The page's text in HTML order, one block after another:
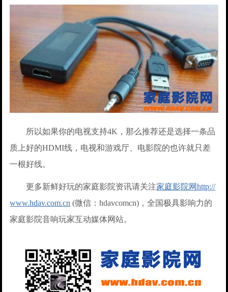
所以如果你的电视支持4K，那么推荐还是选择一条品
质上好的HDMI线，电视和游戏厅、电影院的也许就只差
一根好线。
更多新鲜好玩的家庭影院资讯请关注家庭影院网http://
www.hdav.com.cn (微信：hdavcomcn)，全国极具影响力的
家庭影院音响玩家互动媒体网站。